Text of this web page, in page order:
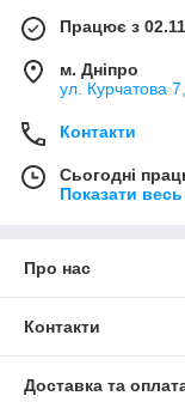
Працює з
м. Дніпро
ул. Курчатова
Контакти
Сьогодні
Показати
Про нас
Контакти
Доставка та